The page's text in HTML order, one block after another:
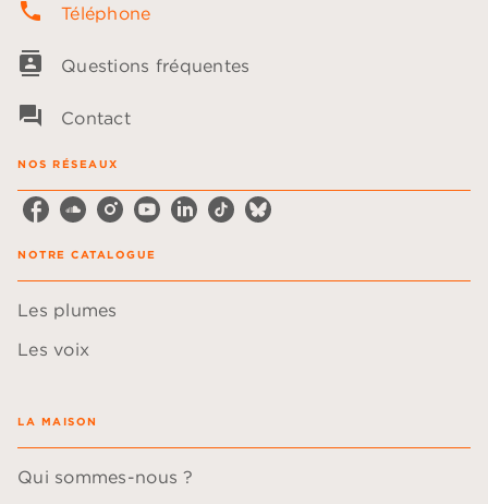
phone Téléphone
contacts Questions fréquentes
question_answer Contact
NOS RÉSEAUX
NOTRE CATALOGUE
Les plumes
Les voix
LA MAISON
Qui sommes-nous ?